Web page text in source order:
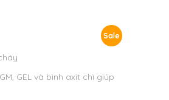
Sale
GEL và bình axit chì giúp